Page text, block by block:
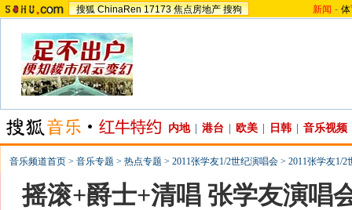
搜狐 ChinaRen 17173 焦点房地产 搜狗 新闻 -
内地 港台 欧美 日韩 音乐视频
音乐频道首页 > 音乐专题 > 热点专题 > 2011张学友1/2世纪演唱会 > 2011张学友1/
摇滚+爵士+清唱 张学友演唱